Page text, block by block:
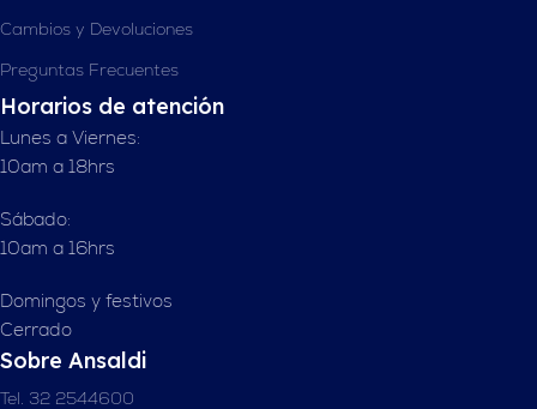
Cambios y Devoluciones
Preguntas Frecuentes
Horarios de atención
Lunes a Viernes:
10am a 18hrs
Sábado:
10am a 16hrs
Domingos y festivos
Cerrado
Sobre Ansaldi
Tel. 32 2544600